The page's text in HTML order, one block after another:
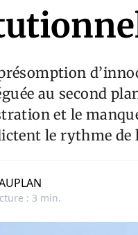
au second
et le
le rythme de
: 3 min.